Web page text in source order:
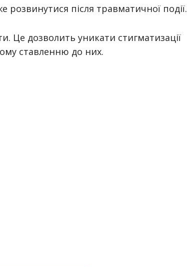
після травматичної події.
Це дозволить уникати стигматизації
ставленню до них.